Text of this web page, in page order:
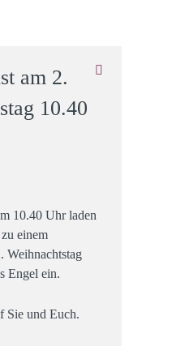
am 2.
10.40
10.40 Uhr laden
einem
Weihnachtstag
Engel ein.
Sie und Euch.